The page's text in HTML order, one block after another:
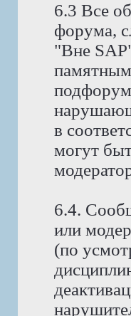
6.3 Все
форума,
"Вне
в
могут
6.4.
или
(по